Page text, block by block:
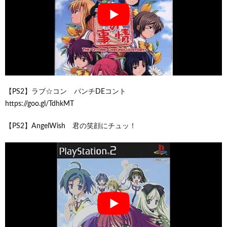
【PS2】ラブ☆コン パンチDEコント
https://goo.gl/TdhkMT
【PS2】AngelWish 君の笑顔にチュッ！